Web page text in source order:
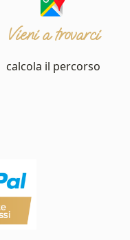
Vieni a trovarci
calcola il percorso